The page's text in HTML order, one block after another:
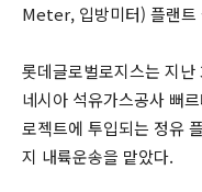
Meter, 입방미터) 플랜트
롯데글로벌로지스는 지
네시아 석유가스공사 뻐
로젝트에 투입되는 정유
지 내륙운송을 맡았다.